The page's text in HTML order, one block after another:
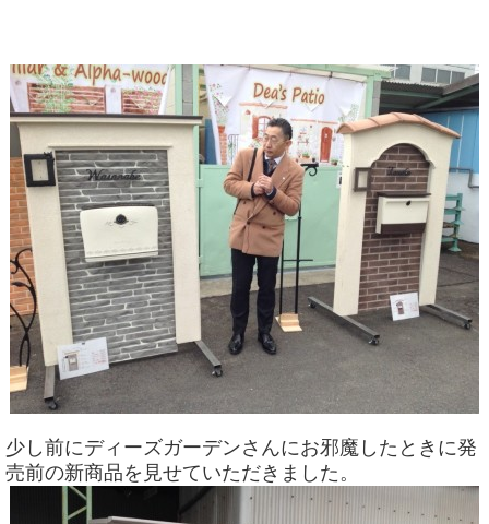
少し前にディーズガーデンさんにお邪魔したときに発
売前の新商品を見せていただきました。